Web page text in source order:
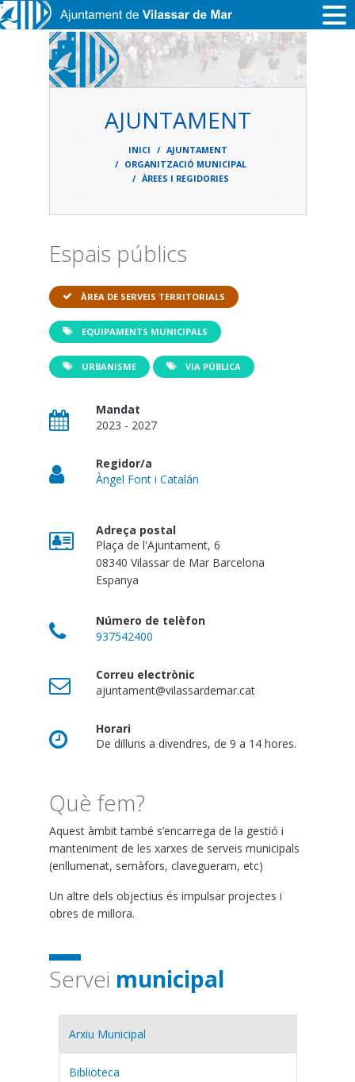
Vés al contingut
AJUNTAMENT
d'ariadna
INICI
AJUNTAMENT
ORGANITZACIÓ MUNICIPAL
ÀREES I REGIDORIES
Espais públics
ÀREA DE SERVEIS TERRITORIALS
EQUIPAMENTS MUNICIPALS
URBANISME VIA PÚBLICA
Mandat
2023 - 2027
Regidor/a
Àngel Font i Catalán
Adreça postal
Plaça de l'Ajuntament, 6
08340 Vilassar de Mar Barcelona
Espanya
Número de telèfon
937542400
Correu electrònic
ajuntament@vilassardemar.cat
Horari
De dilluns a divendres, de 9 a 14 hores.
Què fem?
Aquest àmbit també s’encarrega de la gestió i
manteniment de les xarxes de serveis municipals
(enllumenat, semàfors, clavegueram, etc)
Un altre dels objectius és impulsar projectes i
obres de millora.
Servei municipal
Arxiu Municipal
Biblioteca